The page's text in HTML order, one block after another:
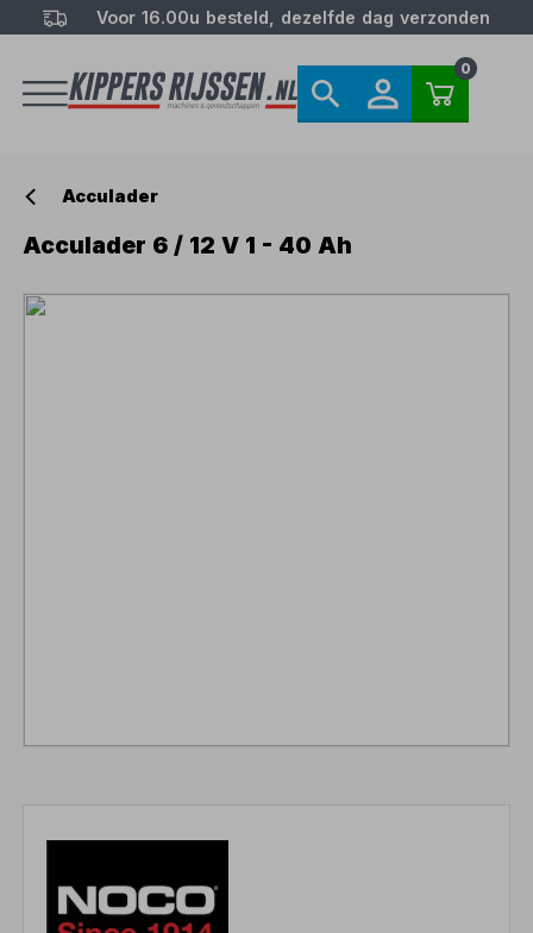
Voor 16.00u besteld, dezelfde dag verzonden
0
Acculader
Acculader 6 / 12 V 1 - 40 Ah